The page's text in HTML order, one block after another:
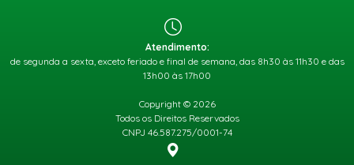
Atendimento:
de segunda a sexta, exceto feriado e final de semana, das 8h30 às 11h30 e das
13h00 às 17h00
Copyright © 2026
Todos os Direitos Reservados
CNPJ 46.587.275/0001-74